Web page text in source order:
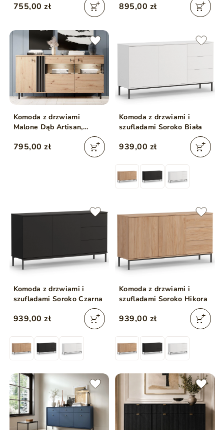
755,00 zł 895,00 zł
Komoda z drzwiami
Malone Dąb Artisan,
795,00 zł
Komoda z drzwiami i
szufladami Soroko Biała
939,00 zł
Komoda z drzwiami i
szufladami Soroko Czarna
939,00 zł
Komoda z drzwiami i
szufladami Soroko Hikora
939,00 zł